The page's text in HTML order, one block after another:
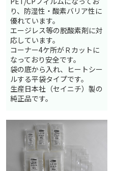
り、防湿性・酸素バリア性に
優れています。
エージレス等の脱酸素剤に対
応しています。
コーナー4ケ所がＲカットに
なっており安全です。
袋の底から入れ、ヒートシー
ルする平袋タイプです。
生産日本社（セイニチ）製の
純正品です。